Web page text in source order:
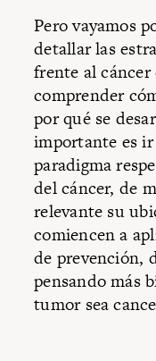
Pero vayamos
detallar las
frente al cáncer
comprender
por qué se
importante es
paradigma
del cáncer, de
relevante su
comiencen a
de prevención,
pensando más
tumor sea